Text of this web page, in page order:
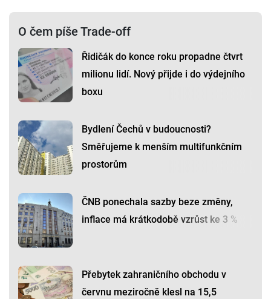
O čem píše Trade-off
Řidičák do konce roku propadne čtvrt
milionu lidí. Nový přijde i do výdejního
boxu
Bydlení Čechů v budoucnosti?
Směřujeme k menším multifunkčním
prostorům
ČNB ponechala sazby beze změny,
inflace má krátkodobě vzrůst ke 3 %
Přebytek zahraničního obchodu v
červnu meziročně klesl na 15,5